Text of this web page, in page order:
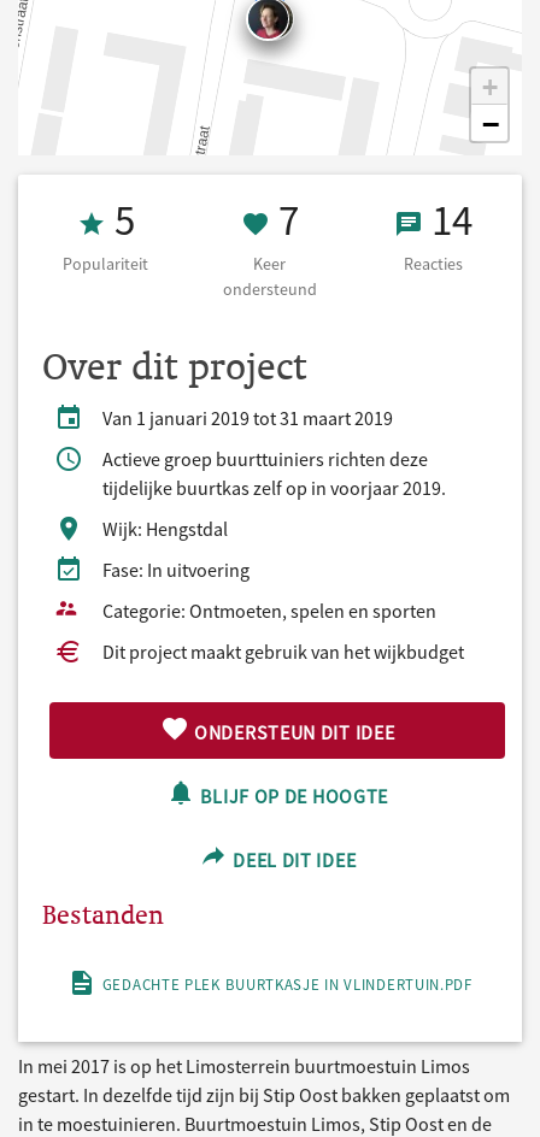
+
−
Populariteit 5
5
Populariteit
7 Keer
7
Keer
ondersteund
1414
Reacties
Over dit project
Van 1 januari 2019 tot 31 maart 2019
Actieve groep buurttuiniers richten deze
tijdelijke buurtkas zelf op in voorjaar 2019.
Wijk: Hengstdal
Fase: In uitvoering
Categorie: Ontmoeten, spelen en sporten
Dit project maakt gebruik van het wijkbudget
ONDERSTEUN DIT IDEE
BLIJF OP DE HOOGTE
DEEL DIT IDEE
Bestanden
GEDACHTE PLEK BUURTKASJE IN VLINDERTUIN.PDF
In mei 2017 is op het Limosterrein buurtmoestuin Limos
gestart. In dezelfde tijd zijn bij Stip Oost bakken geplaatst om
in te moestuinieren. Buurtmoestuin Limos, Stip Oost en de